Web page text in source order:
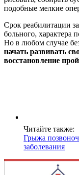
подобные мелкие
Срок реабилитации
больного, характера
Но в любом случае
начать развивать
восстановление
Читайте также:
Грыжа
заболевания